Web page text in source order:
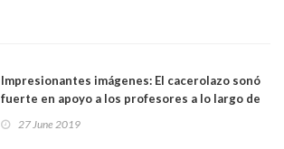
Impresionantes imágenes: El cacerolazo sonó
fuerte en apoyo a los profesores a lo largo de
Chile. Ver video
27 June 2019